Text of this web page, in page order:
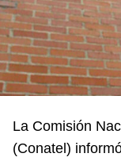
La Comisión
(Conatel)